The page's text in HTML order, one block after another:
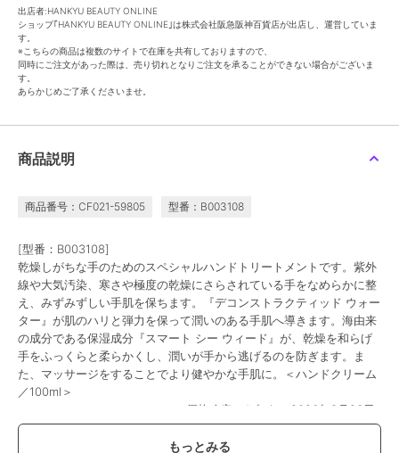
出店者:HANKYU BEAUTY ONLINE
ショップ｢HANKYU BEAUTY ONLINE｣は株式会社阪急阪神百貨店が出店し、運営していま
す。
※こちらの商品は複数のサイトで在庫を共有しておりますので、
同時にご注文があった際は、売り切れとなりご注文を承ることができない場合がございま
す。
あらかじめご了承くださいませ。
商品説明
商品番号：CF021-59805 型番：B003108
[型番：B003108]
乾燥しがちな手のためのスペシャルハンドトリートメントです。紫外
線や大気汚染、寒さや極度の乾燥にさらされている手をなめらかに整
え、みずみずしい手肌を保ちます。『デコンストラクティッド ウォー
ター』が肌のハリと弾力を保って潤いのある手肌へ導きます。海由来
の成分である保湿成分『スマート シー ウィード』が、乾燥を和らげ
手をふっくらと柔らかくし、潤いが手から逃げるのを防ぎます。ま
た、マッサージをすることでより健やかな手肌に。＜ハンドクリーム
／100ml＞
ーーーーーーーーーーーーーー※価格改定のお知らせ2026年8月26日
(水)から価格を改定いたします。\n(阪急オンラインショッピングでは
2026年8月29日(土)午前10：00～)\n税込価格 15,950円→税込価格